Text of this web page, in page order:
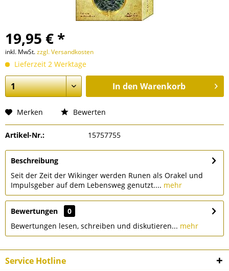
19,95 € *
inkl. MwSt.zzgl. Versandkosten
Lieferzeit 2 Werktage
In den Warenkorb
Merken Bewerten
Artikel-Nr.: 15757755
Beschreibung
Seit der Zeit der Wikinger werden Runen als Orakel und
Impulsgeber auf dem Lebensweg genutzt.... mehr
Bewertungen
0
Bewertungen lesen, schreiben und diskutieren... mehr
Service Hotline